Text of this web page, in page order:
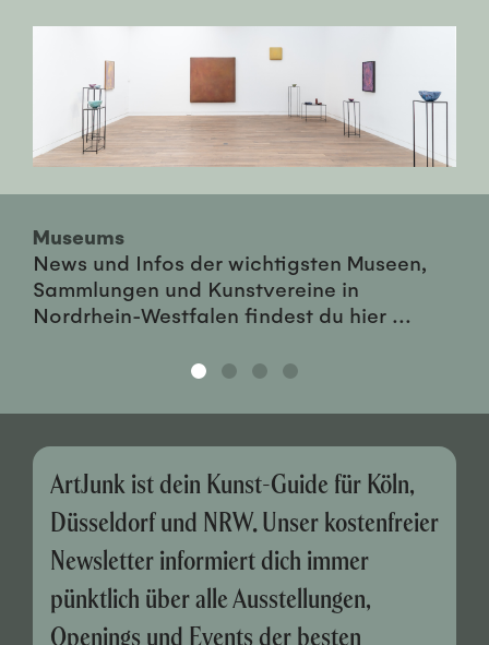
Museums
News und Infos der wichtigsten Museen,
Sammlungen und Kunstvereine in
Nordrhein-Westfalen findest du hier ...
ArtJunk ist dein Kunst-Guide für Köln,
Düsseldorf und NRW. Unser kostenfreier
Newsletter informiert dich immer
pünktlich über alle Ausstellungen,
Openings und Events der besten